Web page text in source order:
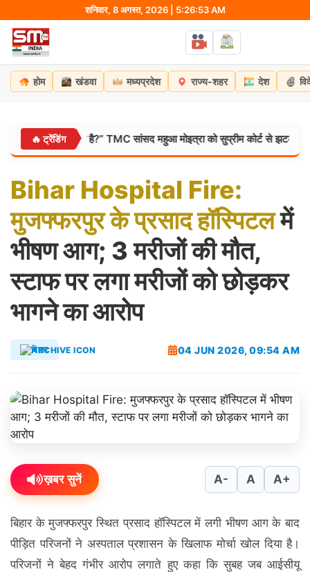
content
शनिवार, 8 अगस्त, 2026 | 5:26:54 AM
होम खंडवा मध्यप्रदेश राज्य-शहर देश
🔥 ट्रेंडिंग
से डर लगता है?” TMC सांसद महुआ मोइत्रा को सुप्रीम कोर्ट से झटका, याचिका
Bihar Hospital Fire:
मुजफ्फरपुरकेप्रसादहॉस्पिटलमें
भीषण आग; 3 मरीजों की मौत,
स्टाफ पर लगा मरीजों को छोड़कर
भागने का आरोप
बिहार 04 JUN 2026, 09:54 AM
ख़बर सुनें A- A A+
बिहार के मुजफ्फरपुर स्थित प्रसाद हॉस्पिटल में लगी भीषण आग के बाद
पीड़ित परिजनों ने अस्पताल प्रशासन के खिलाफ मोर्चा खोल दिया है।
परिजनों ने बेहद गंभीर आरोप लगाते हुए कहा कि सुबह जब आईसीयू